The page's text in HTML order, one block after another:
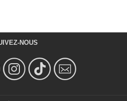
NOUS